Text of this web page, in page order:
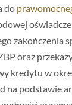
do
zakończenia
oraz
kredytu w
na podstawie